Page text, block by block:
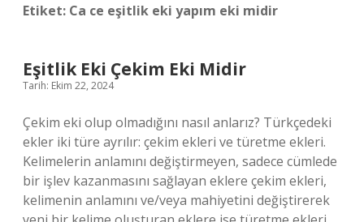
Etiket: Ca ce eşitlik eki yapım eki midir
Eşitlik Eki Çekim Eki Midir
Tarih: Ekim 22, 2024
Çekim eki olup olmadığını nasıl anlarız? Türkçedeki
ekler iki türe ayrılır: çekim ekleri ve türetme ekleri.
Kelimelerin anlamını değiştirmeyen, sadece cümlede
bir işlev kazanmasını sağlayan eklere çekim ekleri,
kelimenin anlamını ve/veya mahiyetini değiştirerek